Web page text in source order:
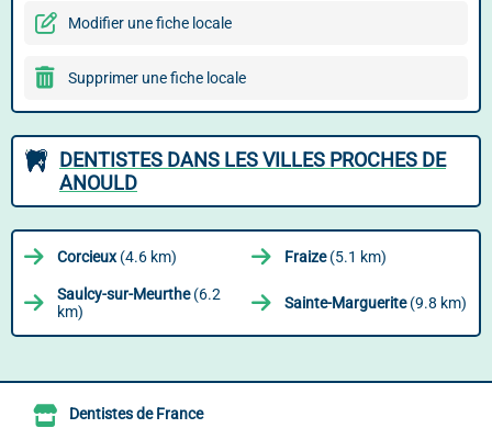
Modifier une fiche locale
Supprimer une fiche locale
DENTISTES DANS LES VILLES PROCHES DE
ANOULD
Corcieux(4.6 km) Fraize(5.1 km)
Saulcy-sur-Meurthe(6.2
km)
Sainte-Marguerite(9.8 km)
Dentistes de France